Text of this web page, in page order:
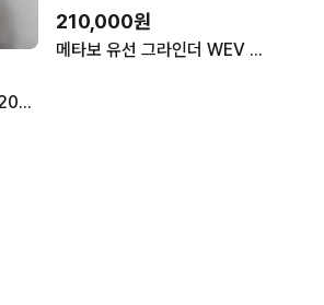
디월트 플렉스볼트 60V/20V 9.0Ah 배터리
210,000원
메타보 유선 그라인더 WEV 17-125 Quick RT